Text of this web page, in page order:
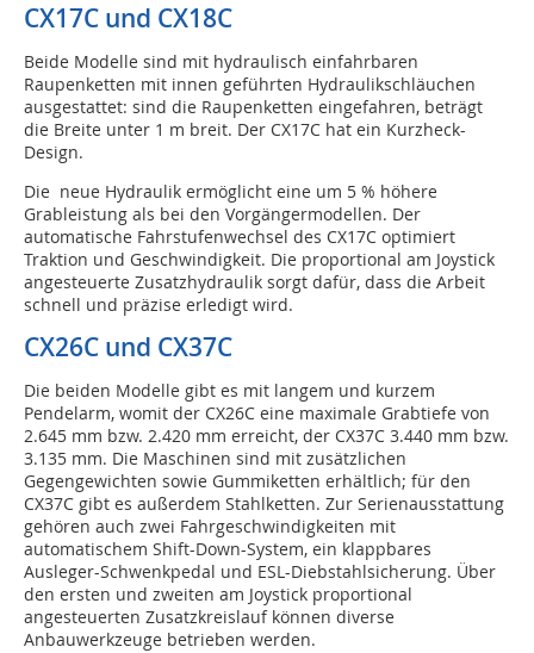
CX17C und CX18C
Beide Modelle sind mit hydraulisch einfahrbaren
Raupenketten mit innen geführten Hydraulikschläuchen
ausgestattet: sind die Raupenketten eingefahren, beträgt
die Breite unter 1 m breit. Der CX17C hat ein Kurzheck-
Design.
Die neue Hydraulik ermöglicht eine um 5 % höhere
Grableistung als bei den Vorgängermodellen. Der
automatische Fahrstufenwechsel des CX17C optimiert
Traktion und Geschwindigkeit. Die proportional am Joystick
angesteuerte Zusatzhydraulik sorgt dafür, dass die Arbeit
schnell und präzise erledigt wird.
CX26C und CX37C
Die beiden Modelle gibt es mit langem und kurzem
Pendelarm, womit der CX26C eine maximale Grabtiefe von
2.645 mm bzw. 2.420 mm erreicht, der CX37C 3.440 mm bzw.
3.135 mm. Die Maschinen sind mit zusätzlichen
Gegengewichten sowie Gummiketten erhältlich; für den
CX37C gibt es außerdem Stahlketten. Zur Serienausstattung
gehören auch zwei Fahrgeschwindigkeiten mit
automatischem Shift-Down-System, ein klappbares
Ausleger-Schwenkpedal und ESL-Diebstahlsicherung. Über
den ersten und zweiten am Joystick proportional
angesteuerten Zusatzkreislauf können diverse
Anbauwerkzeuge betrieben werden.